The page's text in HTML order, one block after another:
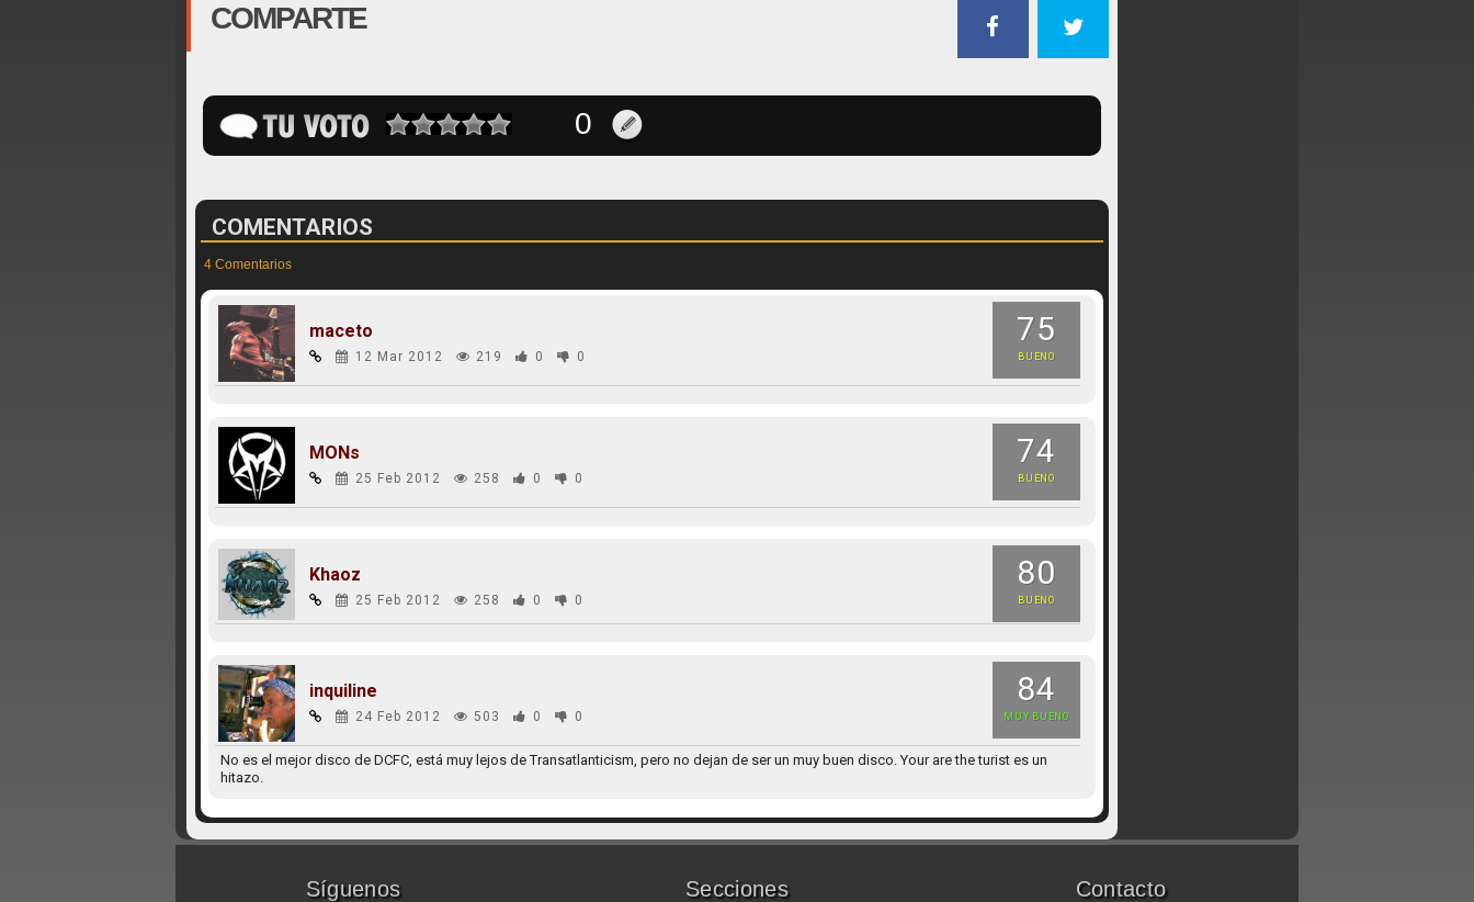
COMPARTE
COMENTARIOS
4 Comentarios
75
BUENO
maceto
12 Mar 2012 219 0 0
74
BUENO
MONs
25 Feb 2012 258 0 0
80
BUENO
Khaoz
25 Feb 2012 258 0 0
84
MUY BUENO
inquiline
24 Feb 2012 503 0 0
No es el mejor disco de DCFC, está muy lejos de Transatlanticism, pero no dejan de ser un muy buen disco. Your are the turist es un
hitazo.
Síguenos Secciones Contacto